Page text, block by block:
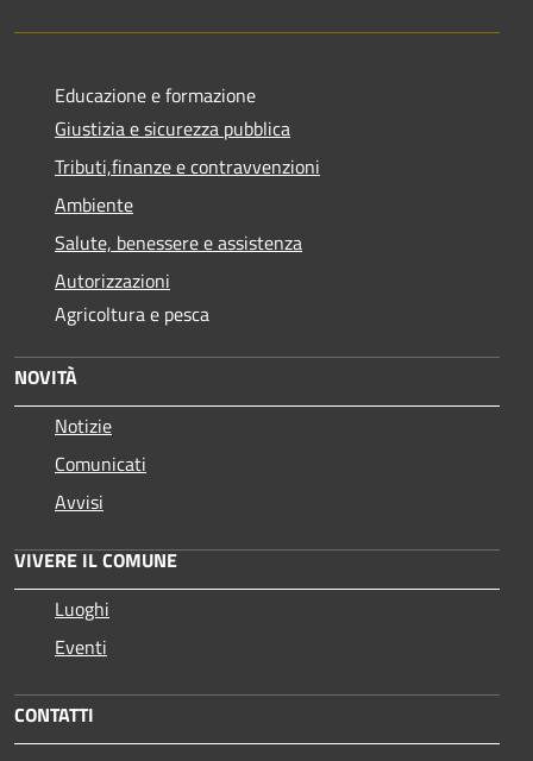
Educazione e formazione
Giustizia e sicurezza pubblica
Tributi,finanze e contravvenzioni
Ambiente
Salute, benessere e assistenza
Autorizzazioni
Agricoltura e pesca
NOVITÀ
Notizie
Comunicati
Avvisi
VIVERE IL COMUNE
Luoghi
Eventi
CONTATTI